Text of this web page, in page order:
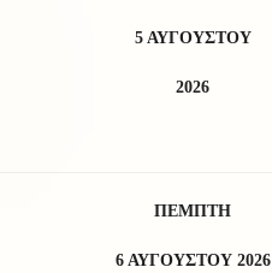
5 ΑΥΓΟΥΣΤΟΥ
2026
ΠΕΜΠΤΗ
6 ΑΥΓΟΥΣΤΟΥ 2026